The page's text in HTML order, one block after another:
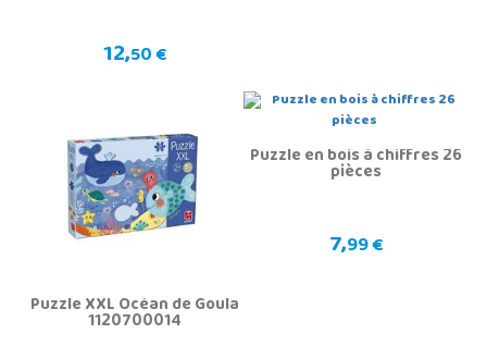
12,50 €
Puzzle XXL Océan de Goula
1120700014
Puzzle en bois à chiffres 26
pièces
7,99 €